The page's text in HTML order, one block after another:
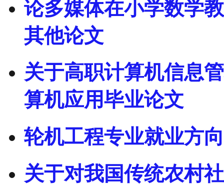
论多媒体在小学数学
其他论文
关于高职计算机信息
算机应用毕业论文
轮机工程专业就业方
关于对我国传统农村